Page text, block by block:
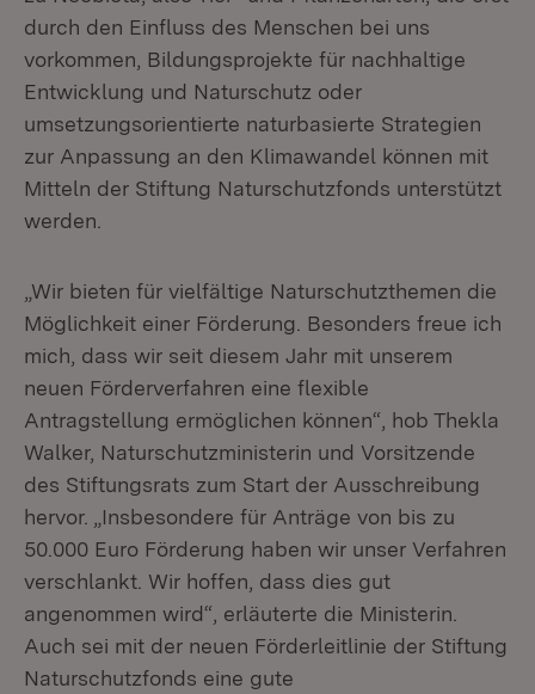
durch den Einfluss des Menschen bei uns
vorkommen, Bildungsprojekte für nachhaltige
Entwicklung und Naturschutz oder
umsetzungsorientierte naturbasierte Strategien
zur Anpassung an den Klimawandel können mit
Mitteln der Stiftung Naturschutzfonds unterstützt
werden.
„Wir bieten für vielfältige Naturschutzthemen die
Möglichkeit einer Förderung. Besonders freue ich
mich, dass wir seit diesem Jahr mit unserem
neuen Förderverfahren eine flexible
Antragstellung ermöglichen können“, hob Thekla
Walker, Naturschutzministerin und Vorsitzende
des Stiftungsrats zum Start der Ausschreibung
hervor. „Insbesondere für Anträge von bis zu
50.000 Euro Förderung haben wir unser Verfahren
verschlankt. Wir hoffen, dass dies gut
angenommen wird“, erläuterte die Ministerin.
Auch sei mit der neuen Förderleitlinie der Stiftung
Naturschutzfonds eine gute